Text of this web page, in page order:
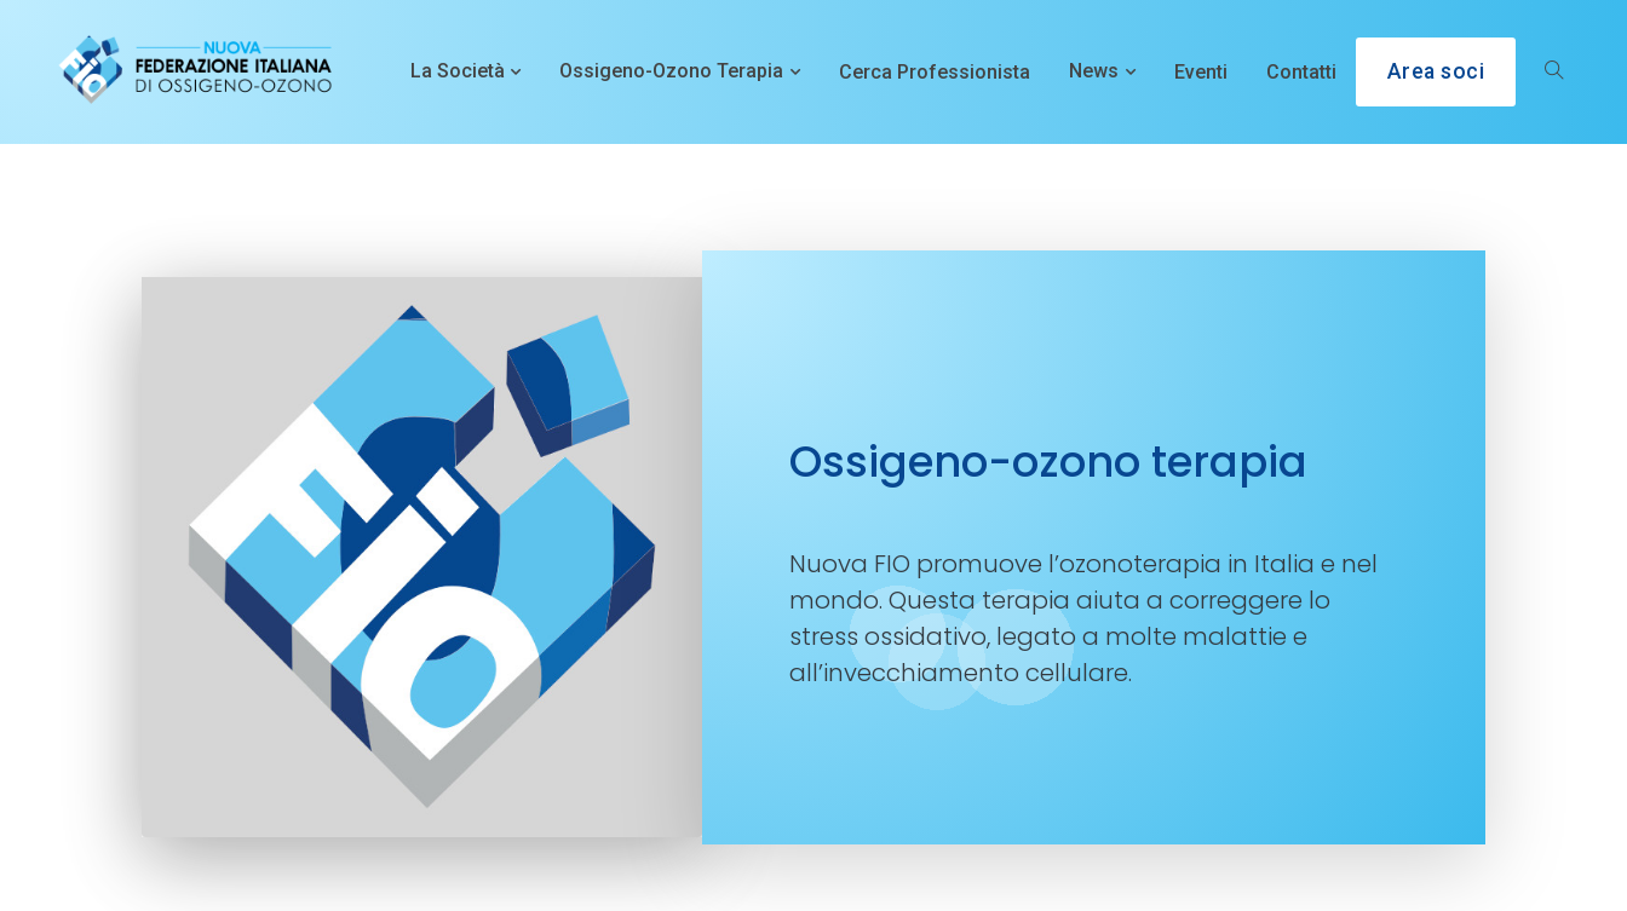
La Società Ossigeno-Ozono Terapia Cerca Professionista News Eventi Contatti Area soci
Ossigeno-ozono terapia
Nuova FIO promuove l’ozonoterapia in Italia e nel
mondo. Questa terapia aiuta a correggere lo
stress ossidativo, legato a molte malattie e
all’invecchiamento cellulare.